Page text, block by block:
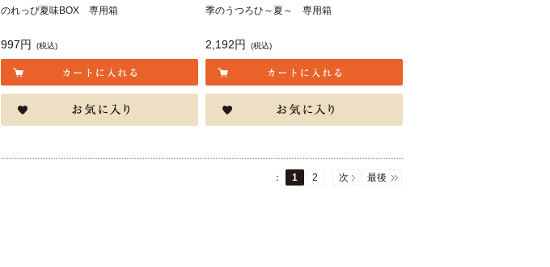
のれっぴ夏味BOX 専用箱
997円 (税込)
季のうつろひ～夏～ 専用箱
2,192円 (税込)
： 1 2 次 最後